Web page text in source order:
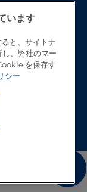
います
と、サイトナ
、弊社のマー
を保存す
シー